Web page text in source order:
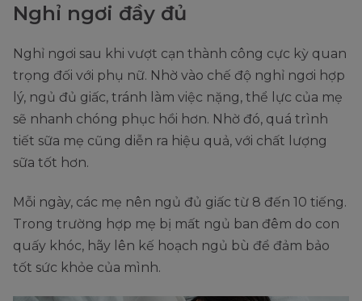
Nghỉ ngơi đầy đủ
Nghỉ ngơi sau khi vượt cạn thành công cực kỳ quan
trọng đối với phụ nữ. Nhờ vào chế độ nghỉ ngơi hợp
lý, ngủ đủ giấc, tránh làm việc nặng, thể lực của mẹ
sẽ nhanh chóng phục hồi hơn. Nhờ đó, quá trình
tiết sữa mẹ cũng diễn ra hiệu quả, với chất lượng
sữa tốt hơn.
Mỗi ngày, các mẹ nên ngủ đủ giấc từ 8 đến 10 tiếng.
Trong trường hợp mẹ bị mất ngủ ban đêm do con
quấy khóc, hãy lên kế hoạch ngủ bù để đảm bảo
tốt sức khỏe của mình.